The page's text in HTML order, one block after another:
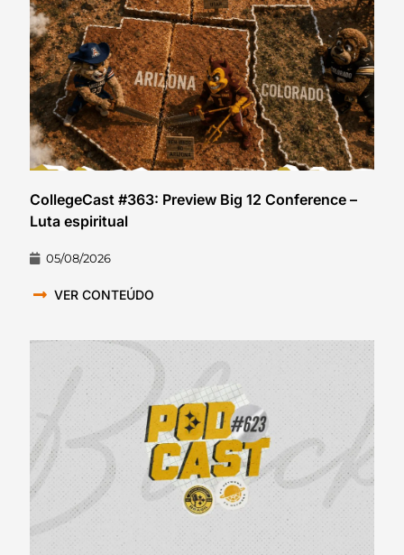
CollegeCast #363: Preview Big 12 Conference –
Luta espiritual
05/08/2026
VER CONTEÚDO